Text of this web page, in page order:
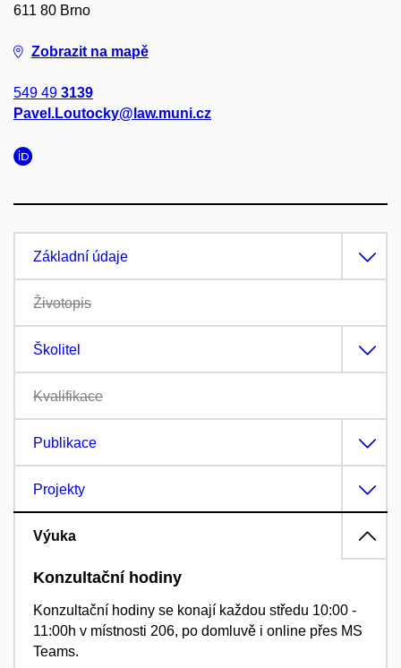
611 80 Brno
Zobrazit na mapě
549 49 3139
Pavel.Loutocky@law.muni.cz
Základní údaje
Životopis
Školitel
Kvalifikace
Publikace
Projekty
Výuka
Konzultační hodiny
Konzultační hodiny se konají každou středu 10:00 -
11:00h v místnosti 206, po domluvě i online přes MS
Teams.